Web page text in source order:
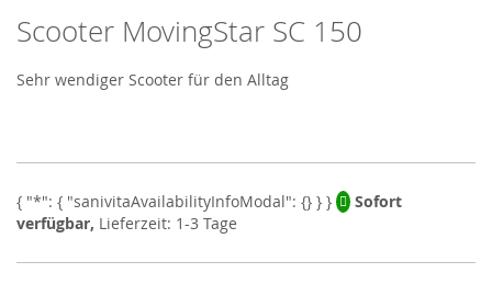
Skip
to
the
beginning
images
Scooter MovingStar SC 150
Sehr wendiger Scooter für den Alltag
Sofort
verfügbar, Lieferzeit: 1-3 Tage